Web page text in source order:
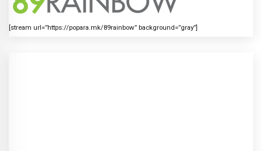
[stream url=”https://popara.mk/89rainbow” background=”gray”]